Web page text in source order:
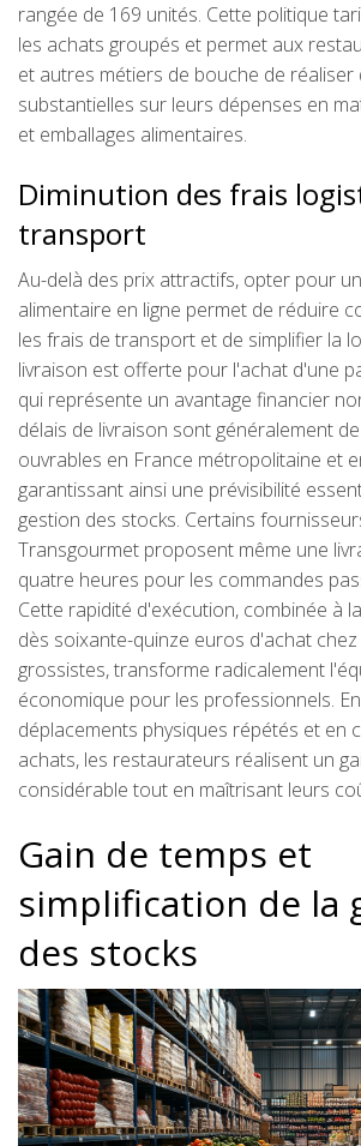
rangée de 169 unités. Cette politique
les achats groupés et permet aux
et autres métiers de bouche de réaliser
substantielles sur leurs dépenses en
et emballages alimentaires.
Diminution des frais
transport
Au-delà des prix attractifs, opter pour
alimentaire en ligne permet de réduire
les frais de transport et de simplifier la
livraison est offerte pour l'achat d'une
qui représente un avantage financier
délais de livraison sont généralement
ouvrables en France métropolitaine et
garantissant ainsi une prévisibilité
gestion des stocks. Certains
Transgourmet proposent même une
quatre heures pour les commandes
Cette rapidité d'exécution, combinée à
dès soixante-quinze euros d'achat
grossistes, transforme radicalement
économique pour les professionnels.
déplacements physiques répétés et en
achats, les restaurateurs réalisent un
considérable tout en maîtrisant leurs
Gain de temps et
simplification de la
des stocks